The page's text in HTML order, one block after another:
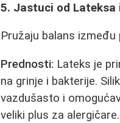
5. Jastuci od Lateksa
Pružaju balans
Prednosti: Lateks je
na grinje i bakterije.
vazdušasto i
veliki plus za alergičare.